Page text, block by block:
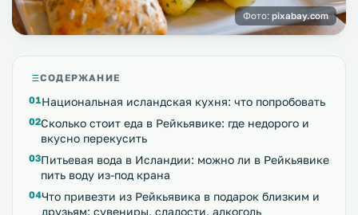
Фото: pixabay.com
СОДЕРЖАНИЕ
Национальная исландская кухня: что попробовать
Сколько стоит еда в Рейкьявике: где недорого и
вкусно перекусить
Питьевая вода в Исландии: можно ли в Рейкьявике
пить воду из-под крана
Что привезти из Рейкьявика в подарок близким и
друзьям: сувениры, сладости, алкоголь